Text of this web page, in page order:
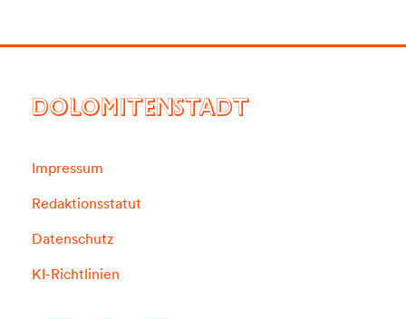
DOLOMITENSTADT
Impressum
Redaktionsstatut
Datenschutz
KI-Richtlinien